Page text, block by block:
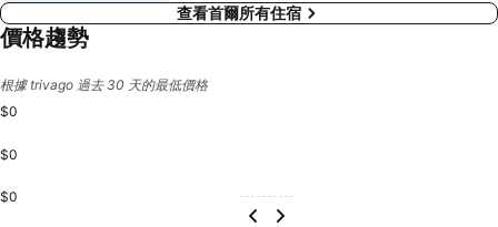
查看首爾所有住宿
價格趨勢
根據 trivago 過去 30 天的最低價格
$0
$0
$0